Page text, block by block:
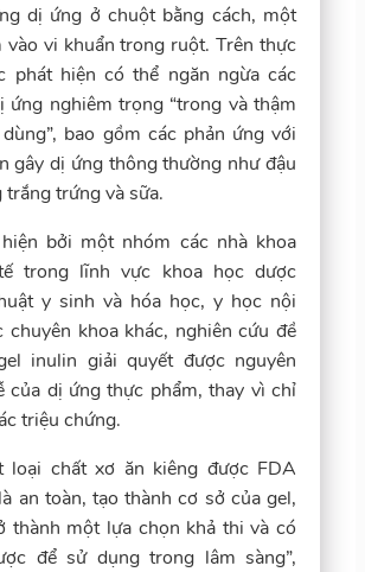
dị ứng ở chuột bằng cách, một
vào vi khuẩn trong ruột. Trên thực
phát hiện có thể ngăn ngừa các
ứng nghiêm trọng “trong và thậm
bao gồm các phản ứng với
gây dị ứng thông thường như đậu
trắng trứng và sữa.
bởi một nhóm các nhà khoa
trong lĩnh vực khoa học dược
y sinh và hóa học, y học nội
chuyên khoa khác, nghiên cứu đề
inulin giải quyết được nguyên
của dị ứng thực phẩm, thay vì chỉ
triệu chứng.
loại chất xơ ăn kiêng được FDA
an toàn, tạo thành cơ sở của gel,
thành một lựa chọn khả thi và có
để sử dụng trong lâm sàng”,